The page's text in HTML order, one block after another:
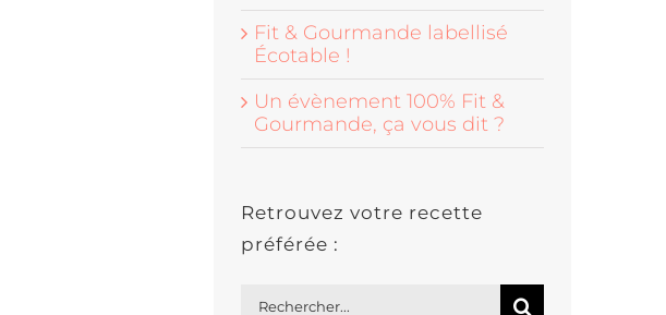
Fit & Gourmande labellisé
Écotable !
Un évènement 100% Fit &
Gourmande, ça vous dit ?
Retrouvez votre recette
préférée :